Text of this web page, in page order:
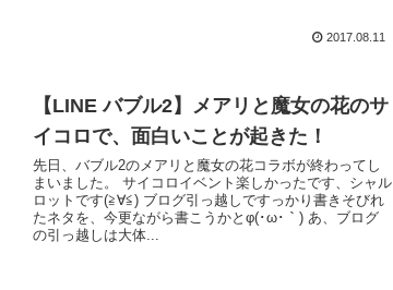
2017.08.11
【LINE バブル2】メアリと魔女の花のサ
イコロで、面白いことが起きた！
先日、バブル2のメアリと魔女の花コラボが終わってし
まいました。 サイコロイベント楽しかったです、シャル
ロットです(≧∀≦) ブログ引っ越しですっかり書きそびれ
たネタを、今更ながら書こうかとφ(･ω･｀) あ、ブログ
の引っ越しは大体...